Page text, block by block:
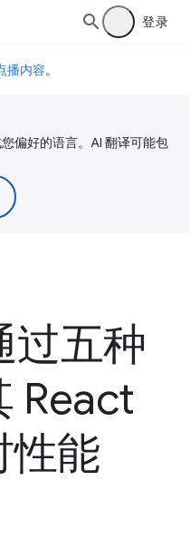
登录
播内容。
偏好的语言。AI 翻译可能包
过五种
React
性能